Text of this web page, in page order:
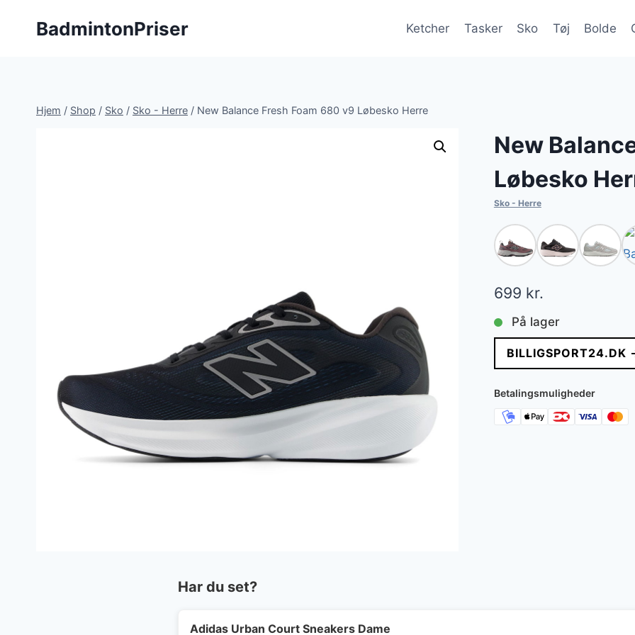
BadmintonPriser Ketcher Tasker Sko Tøj Bolde
Hjem / Shop / Sko / Sko - Herre / New Balance Fresh Foam 680 v9 Løbesko Herre
New
Løbesko
Sko - Herre
699 kr.
På lager
BILLIGSPORT24.DK
Betalingsmuligheder
Har du set?
Adidas Urban Court Sneakers Dame